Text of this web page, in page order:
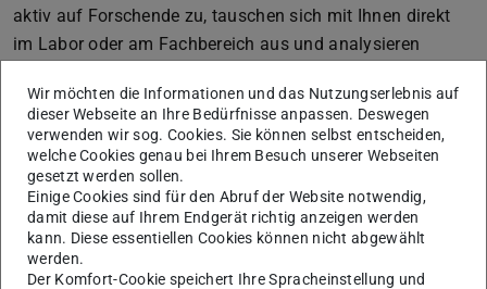
aktiv auf Forschende zu, tauschen sich mit Ihnen direkt
im Labor oder am Fachbereich aus und analysieren
gesellschaftliche Entwicklungen außerhalb der
Universität. Ziel ist es, Forschungspotenziale sichtbar zu
machen und passende Wege für Transfer, Verwertung
oder Gründung zu identifizieren.
Die TU Darmstadt zählt zu den Top-
Wir möchten die Informationen und das Nutzungserlebnis auf
dieser Webseite an Ihre Bedürfnisse anpassen. Deswegen
verwenden wir sog. Cookies. Sie können selbst entscheiden,
welche Cookies genau bei Ihrem Besuch unserer Webseiten
gesetzt werden sollen.
Einige Cookies sind für den Abruf der Website notwendig,
damit diese auf Ihrem Endgerät richtig anzeigen werden
kann. Diese essentiellen Cookies können nicht abgewählt
werden.
Der Komfort-Cookie speichert Ihre Spracheinstellung und